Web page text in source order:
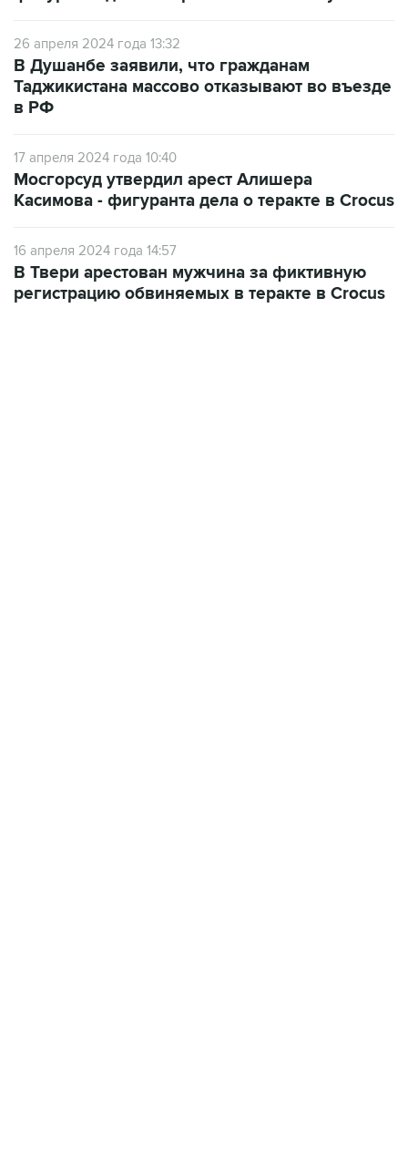
26 апреля 2024 года 13:32
В Душанбе заявили, что гражданам
Таджикистана массово отказывают во въезде
в РФ
17 апреля 2024 года 10:40
Мосгорсуд утвердил арест Алишера
Касимова - фигуранта дела о теракте в Crocus
16 апреля 2024 года 14:57
В Твери арестован мужчина за фиктивную
регистрацию обвиняемых в теракте в Crocus